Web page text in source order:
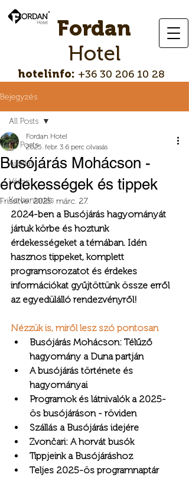
Fordan
Hotel
hotelinfo: +36 30 206 10 28
Bejegyzés
All Posts
Ajánlat
Város
Karbantartás
All Posts
Busójárás Mohácson -
érdekességek és tippek
Fordan Hotel
2025. febr. 3.6 perc olvasás
Frissítve:2025. márc. 27.
2024-ben a Busójárás hagyományát
jártuk körbe és hoztunk
érdekességeket a témában. Idén
hasznos tippeket, komplett
programsorozatot és érdekes
információkat gyűjtöttünk össze erről
az egyedülálló rendezvényről!
Nézzük is, miről lesz szó pontosan
Busójárás Mohácson: Télűző
hagyomány a Duna partján
A busójárás története és
hagyományai
Programok és látnivalók a 2025-
ös busójáráson - röviden
Szállás a Busójárás idejére
Zvončari: A horvát busók
Tippjeink a Busójáráshoz
Teljes 2025-ös programnaptár